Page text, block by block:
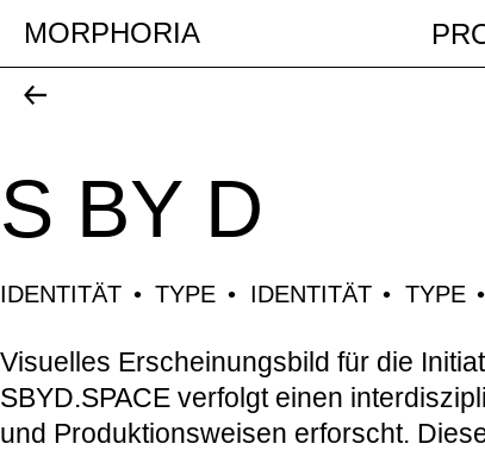
MORPHORIA
S BY D
IDENTITÄT TYPE IDENTITÄT TYPE
Visuelles Erscheinungsbild für die
SBYD.SPACE verfolgt einen
und Produktionsweisen erforscht.